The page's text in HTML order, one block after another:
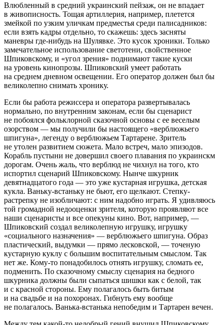
Влюбленный в средний украинский пейзаж, он не впадает
в живописность. Тощая артиллерия, например, плетется
змейкой по узким уличкам предместья среди палисадников:
если взять кадры отдельно, то скажешь: здесь засняты
маневры где-нибудь на Шулявке. Это кусок хроники. Только
замечательное использование светотени, свойственное
Шпиковскому, и «угол зрения» поднимают такие куски
на уровень кинопрозы. Шпиковский умеет работать
на среднем дневном освещении. Его оператор должен был бы
великолепно снимать хронику.
Если бы работа режиссера и оператора развертывалась
нормально, по внутренним законам, если бы сценарист
не побоялся фольклорной сказочной основы с ее веселым
озорством — мы получили бы настоящего «верблюжьего
шпигуна», легенду о верблюжьем Тартарене. Зритель
не утолен развитием сюжета. Мало встреч, мало эпизодов.
Корабль пустыни не довершил своего плавания по украинскм
дорогам. Очень жаль, что верблюд не чихнул на того, кто
испортил сценарий Шпиковскому. Нынче шкурник
девятнадцатого года — это уже кустарная игрушка, детская
кукла. Ваньку-встаньку не бьют, его щелкают. Степку-
растрепку не изобличают: с ним надобно играть. Я удивляюсь
той громадной недооценки зрителя, которую проявляют все
наши сценаристы и все опекуны кино. Вот, например, —
Шпиковский создал великолепную игрушку, игрушку
«социального назначения» — верблюжьего шпигуна. Образ
пластический, выдумки — прямо лесковской, — точеную
кустарную куклу с большим воспитательным смыслом. Так
нет же. Кому-то понадобилось отнять игрушку, сломать ее,
подменить. По сказочному смыслу сценария на бедного
шкурника должны были сыпаться шишки как с белой, так
и с красной стороны. Ему полагалось быть битым
и на свадьбе и на похоронах. Гибнуть ему вообще
не полагалось. Ванька-встанька непобедим и Тартарен вечен.